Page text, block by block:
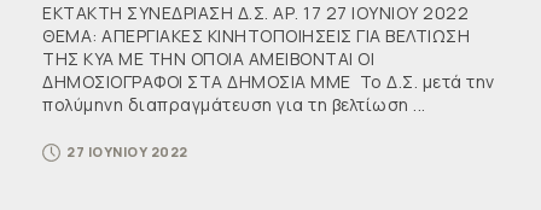
ΕΚΤΑΚΤΗ ΣΥΝΕΔΡΙΑΣΗ Δ.Σ. ΑΡ. 17 27 ΙΟΥΝΙΟΥ 2022
ΘΕΜΑ: ΑΠΕΡΓΙΑΚΕΣ ΚΙΝΗΤΟΠΟΙΗΣΕΙΣ ΓΙΑ ΒΕΛΤΙΩΣΗ
ΤΗΣ ΚΥΑ ΜΕ ΤΗΝ ΟΠΟΙΑ ΑΜΕΙΒΟΝΤΑΙ ΟΙ
ΔΗΜΟΣΙΟΓΡΑΦΟΙ ΣΤΑ ΔΗΜΟΣΙΑ ΜΜΕ Το Δ.Σ. μετά την
πολύμηνη διαπραγμάτευση για τη βελτίωση ...
27 ΙΟΥΝΙΟΥ 2022